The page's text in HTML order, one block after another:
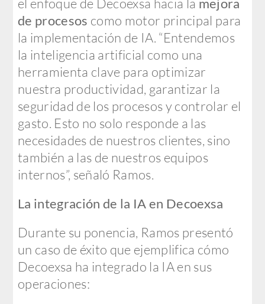
el enfoque de Decoexsa hacia la mejora
de procesos como motor principal para
la implementación de IA. “Entendemos
la inteligencia artificial como una
herramienta clave para optimizar
nuestra productividad, garantizar la
seguridad de los procesos y controlar el
gasto. Esto no solo responde a las
necesidades de nuestros clientes, sino
también a las de nuestros equipos
internos”, señaló Ramos.
La integración de la IA en Decoexsa
Durante su ponencia, Ramos presentó
un caso de éxito que ejemplifica cómo
Decoexsa ha integrado la IA en sus
operaciones: